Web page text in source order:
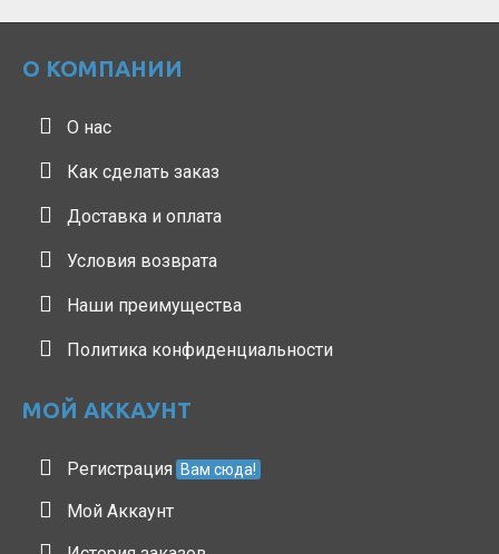
О КОМПАНИИ
О нас
Как сделать заказ
Доставка и оплата
Условия возврата
Наши преимущества
Политика конфиденциальности
МОЙ АККАУНТ
Регистрация Вам сюда!
Мой Аккаунт